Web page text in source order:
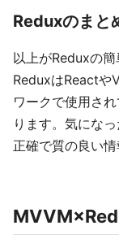
Reduxのまと
以上がReduxの簡
ReduxはReactや
ワークで使用さ
ります。気にな
正確で質の良い情